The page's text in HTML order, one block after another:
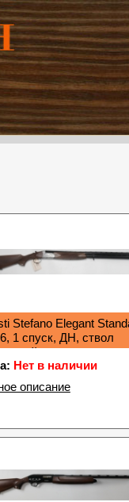
Stefano Elegant
1 спуск, ДН, ствол
кейс
Нет в наличии
описание